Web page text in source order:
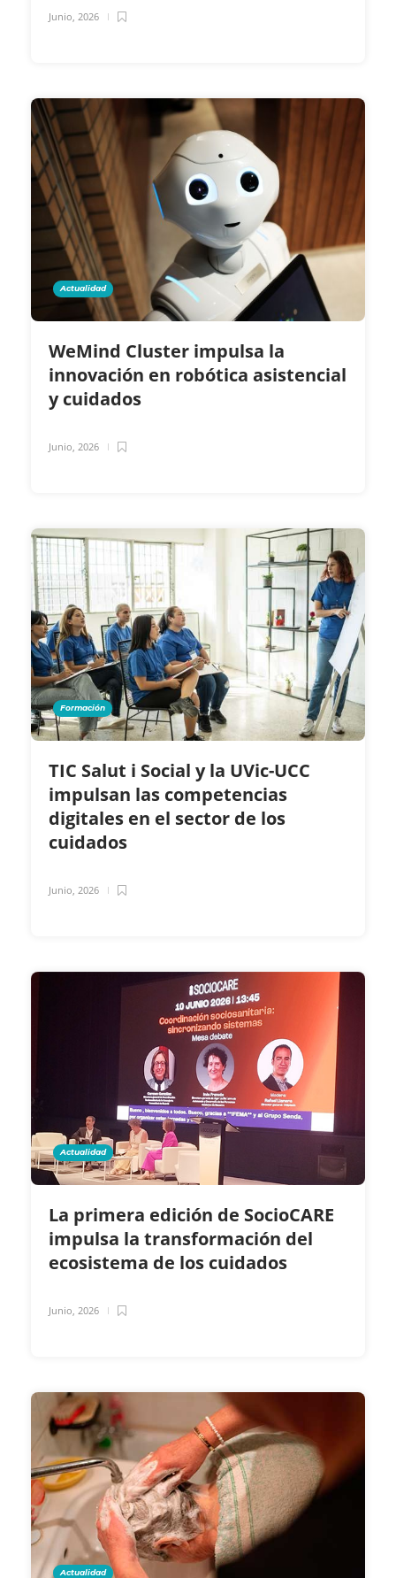
Junio, 2026
Actualidad
WeMind Cluster impulsa la
innovación en robótica asistencial
y cuidados
Junio, 2026
Formación
TIC Salut i Social y la UVic-UCC
impulsan las competencias
digitales en el sector de los
cuidados
Junio, 2026
Actualidad
La primera edición de SocioCARE
impulsa la transformación del
ecosistema de los cuidados
Junio, 2026
Actualidad